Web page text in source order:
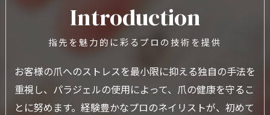
指先を魅力的に彩るプロの技術を提供
Introduction
お客様の爪へのストレスを最小限に抑える独自の手法を
重視し、パラジェルの使用によって、爪の健康を守るこ
とに努めます。経験豊かなプロのネイリストが、初めて